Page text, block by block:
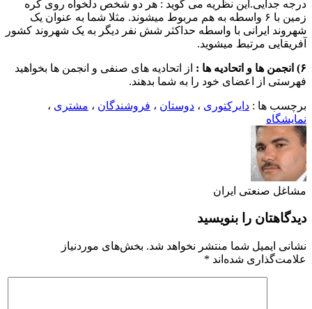
درجه جدایی.این نظریه می گوید : هر دو شخص دلخواه روی کره
زمین با ۶ واسطه به هم مربوط میشوند. مثلا شما به عنوان یک
شهروند ایرانی با واسطه حداکثر شش نفر دیگر به یک شهروند کشور
آفریقایی مرتبط میشوید.
۶) انجمن ها و اتحادیه ها : از اتحادیه های صنفی و انجمن ها بخواهید
فهرستی از اعضای خود را به شما بدهند.
برچسب ها : دایرکتوری ، دوستان ، فروشندگان ، مشتری ،
نمایشگاه
مشاغل صنعتی ایران
دیدگاهتان را بنویسید
نشانی ایمیل شما منتشر نخواهد شد. بخش‌های موردنیاز
علامت‌گذاری شده‌اند *